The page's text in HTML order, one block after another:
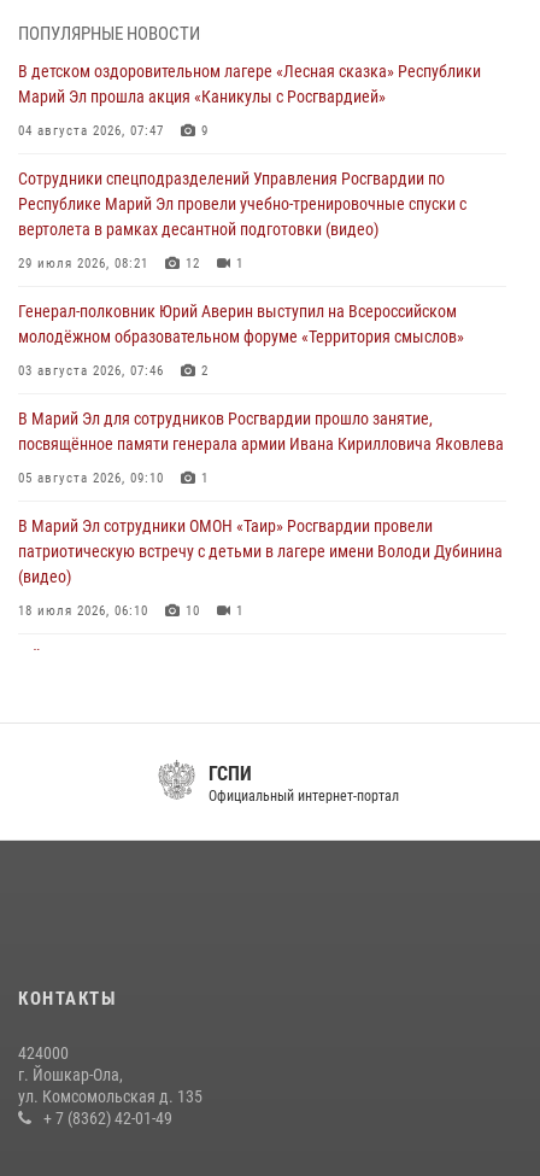
провели более 90 проверок мест хранения гражданского оружия
06 августа 2026, 08:00
В Марий Эл сотрудники вневедомственной охраны Росгвардии за
05 августа 2026, 09:44
В Марий Эл для сотрудников Росгвардии прошло занятие,
посвящённое памяти генерала армии Ивана Кирилловича Яковлева
В детском оздоровительном лагере «Лесная сказка» Республики
Марий Эл прошла акция «Каникулы с Росгвардией»
Сотрудники Центра лицензионно-разрешительной работы
Управления Росгвардии по Республике Марий Эл приняли участие в
04 августа 2026, 06:46
ПОПУЛЯРНЫЕ НОВОСТИ
В детском оздоровительном лагере «Лесная сказка» Республики
Марий Эл прошла акция «Каникулы с Росгвардией»
04 августа 2026, 07:47 9
Сотрудники спецподразделений Управления Росгвардии по
Республике Марий Эл провели учебно-тренировочные спуски с
вертолета в рамках десантной подготовки (видео)
29 июля 2026, 08:21 12 1
Генерал-полковник Юрий Аверин выступил на Всероссийском
молодёжном образовательном форуме «Территория смыслов»
03 августа 2026, 07:46 2
В Марий Эл для сотрудников Росгвардии прошло занятие,
посвящённое памяти генерала армии Ивана Кирилловича Яковлева
05 августа 2026, 09:10 1
В Марий Эл сотрудники ОМОН «Таир» Росгвардии провели
патриотическую встречу с детьми в лагере имени Володи Дубинина
(видео)
18 июля 2026, 06:10 10 1
В Марий Эл сотрудники Росгвардии присоединились к масштабной
донорской акции (видео)
Росгвардейцы в Республике Марий Эл приняли участие в
08 июля 2026, 13:48
Управление Росгвардии по Республике Марий Эл приняло участие в
Официальный интернет-портал
КОНТАКТЫ
424000
г. Йошкар-Ола,
ул. Комсомольская д. 135
+ 7 (8362) 42-01-49